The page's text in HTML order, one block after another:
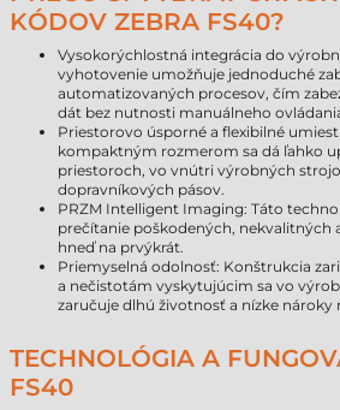
KÓDOV ZEBRA FS40?
Vysokorýchlostná integrácia do
vyhotovenie umožňuje jednoduché
automatizovaných procesov, čím
dát bez nutnosti manuálneho
Priestorovo úsporné a flexibilné
kompaktným rozmerom sa dá ľahko
priestoroch, vo vnútri výrobných
dopravníkových pásov.
PRZM Intelligent Imaging: Táto
prečítanie poškodených, nekvalitných
hneď na prvýkrát.
Priemyselná odolnosť: Konštrukcia
a nečistotám vyskytujúcim sa vo
zaručuje dlhú životnosť a nízke nároky
TECHNOLÓGIA A
FS40